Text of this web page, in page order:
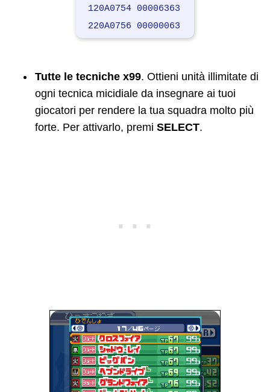
120A0754 00006363
220A0756 00000063
Tutte le tecniche x99. Ottieni unità illimitate di
ogni tecnica micidiale da insegnare ai tuoi
giocatori per rendere la tua squadra molto più
forte. Per attivarlo, premi SELECT.